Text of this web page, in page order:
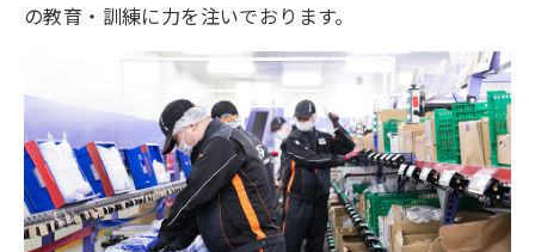
の教育・訓練に力を注いでおります。